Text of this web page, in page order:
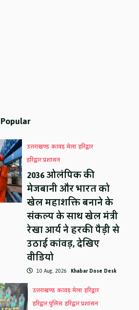
उत्तराखण्ड कावड़ मेला हरिद्वार
हरिद्वार प्रशासन
2036 ओलंपिक की
मेजबानी और भारत को
खेल महाशक्ति बनाने के
संकल्प के साथ खेल मंत्री
रेखा आर्य ने हरकी पैड़ी से
उठाई कांवड़, देखिए
वीडियो
10 Aug, 2026 Khabar Dose Desk
उत्तराखण्ड कावड़ मेला हरिद्वार
हरिद्वार पुलिस हरिद्वार प्रशासन